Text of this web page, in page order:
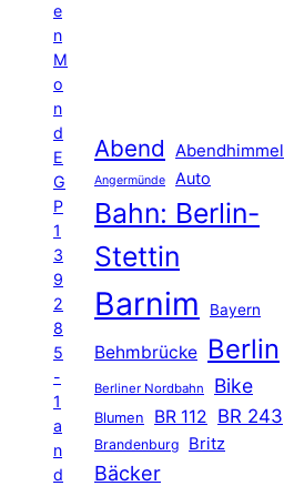
e
n
M
o
n
d
E
G
P
1
3
9
2
8
5
-
1
a
n
d
Abend Abendhimmel
Angermünde Auto
Bahn: Berlin-
Stettin
Barnim Bayern
Behmbrücke Berlin
Berliner Nordbahn Bike
Blumen BR 112 BR 243
Brandenburg Britz
Bäcker